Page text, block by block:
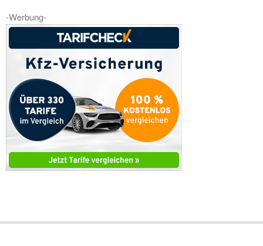
-Werbung-